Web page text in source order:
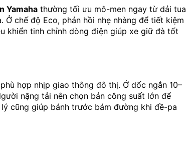
Yamaha thường tối ưu mô-men ngay từ dải tua
chế độ Eco, phản hồi nhẹ nhàng để tiết kiệm
khiển tinh chỉnh dòng điện giúp xe giữ đà tốt
hợp nhịp giao thông đô thị. Ở dốc ngắn 10–
nặng tải nên chọn bản công suất lớn để
cũng giúp bánh trước bám đường khi đề-pa